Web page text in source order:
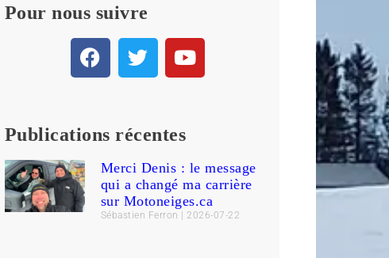
Pour nous suivre
Publications récentes
Merci Denis : le message
qui a changé ma carrière
sur Motoneiges.ca
Sébastien Ferron 2026-07-22